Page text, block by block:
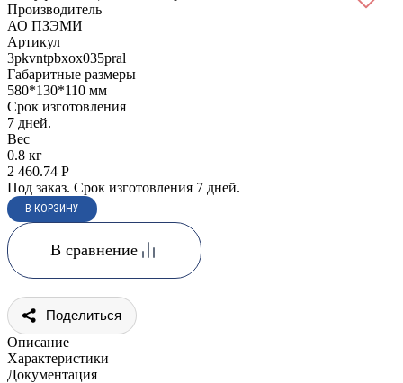
Производитель
АО ПЗЭМИ
Артикул
3pkvntpbxox035pral
Габаритные размеры
580*130*110 мм
Срок изготовления
7 дней.
Вес
0.8 кг
2 460.74 Р
Под заказ. Срок изготовления 7 дней.
В сравнение
Поделиться
Описание
Характеристики
Документация